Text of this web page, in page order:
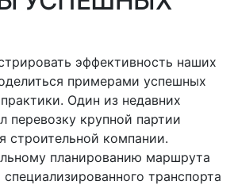
эффективность наших
примерами успешных
Один из недавних
перевозку крупной партии
строительной компании.
планированию маршрута
транспорта